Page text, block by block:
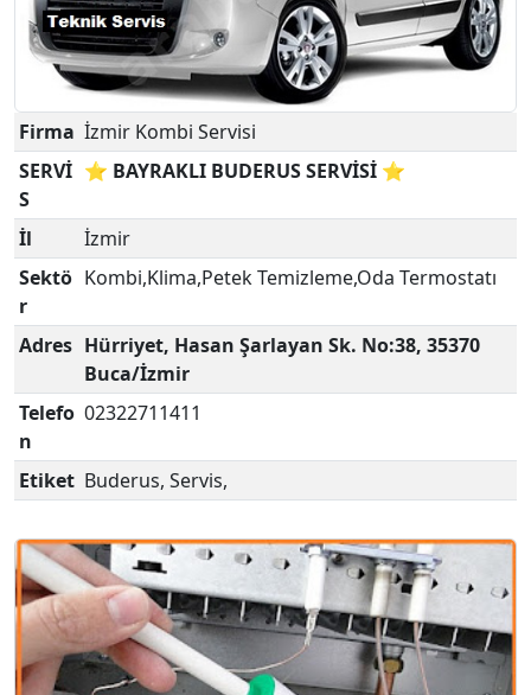
Firma İzmir Kombi Servisi
SERVİ
S
⭐ BAYRAKLI BUDERUS SERVİSİ ⭐
İl
İzmir
Sektö
r
Kombi,Klima,Petek Temizleme,Oda Termostatı
Adres Hürriyet, Hasan Şarlayan Sk. No:38, 35370
Buca/İzmir
Telefo
n
02322711411
Etiket Buderus, Servis,